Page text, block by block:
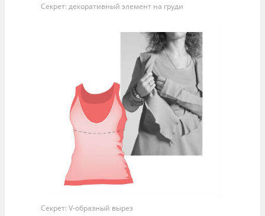
Секрет: декоративный элемент на груди
Секрет: V-образный вырез